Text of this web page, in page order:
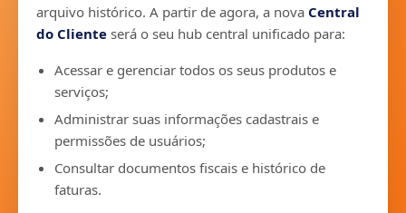
arquivo histórico. A partir de agora, a nova Central
do Cliente será o seu hub central unificado para:
Acessar e gerenciar todos os seus produtos e
serviços;
Administrar suas informações cadastrais e
permissões de usuários;
Consultar documentos fiscais e histórico de
faturas.